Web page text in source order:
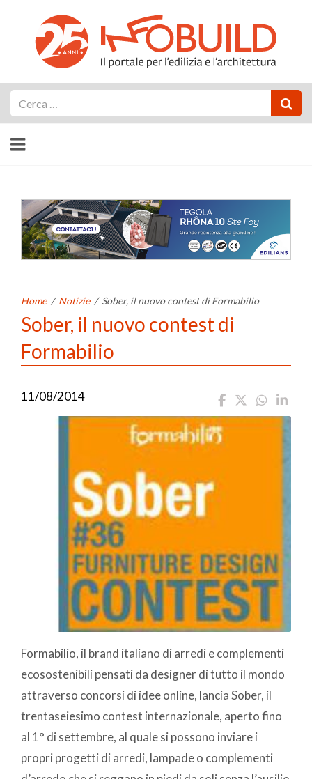
Home / Notizie / Sober, il nuovo contest di Formabilio
Sober, il nuovo contest di
Formabilio
11/08/2014
Formabilio, il brand italiano di arredi e complementi
ecosostenibili pensati da designer di tutto il mondo
attraverso concorsi di idee online, lancia Sober, il
trentaseiesimo contest internazionale, aperto fino
al 1° di settembre, al quale si possono inviare i
propri progetti di arredi, lampade o complementi